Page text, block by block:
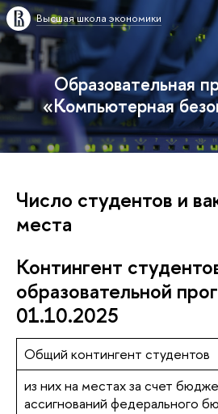
Высшая школа экономики
Образовательная
«Компьютерная
Число студентов и
места
Контингент
образовательной
01.10.2025
Общий контингент студентов
из них на местах за счет
ассигнований федерального